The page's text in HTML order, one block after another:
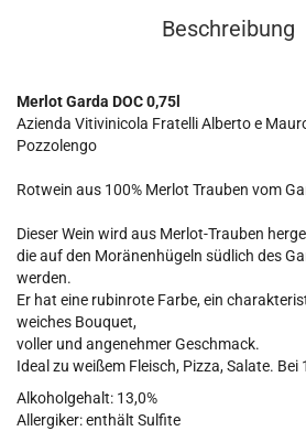
Beschreibung
Merlot Garda DOC 0,75l
Azienda Vitivinicola Fratelli Alberto e
Pozzolengo
Rotwein aus 100% Merlot Trauben vom
Dieser Wein wird aus Merlot-Trauben
die auf den Moränenhügeln südlich des
werden.
Er hat eine rubinrote Farbe, ein
weiches Bouquet,
voller und angenehmer Geschmack.
Ideal zu weißem Fleisch, Pizza, Salate. Bei
Alkoholgehalt: 13,0%
Allergiker: enthält Sulfite